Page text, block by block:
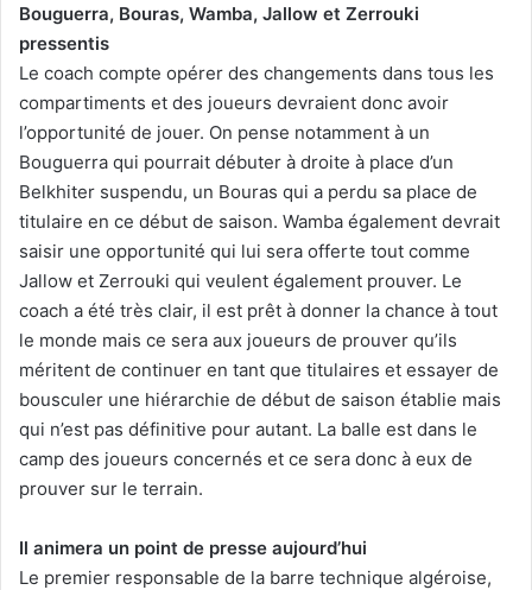
Bouguerra, Bouras, Wamba, Jallow et Zerrouki
pressentis
Le coach compte opérer des changements dans tous les
compartiments et des joueurs devraient donc avoir
l’opportunité de jouer. On pense notamment à un
Bouguerra qui pourrait débuter à droite à place d’un
Belkhiter suspendu, un Bouras qui a perdu sa place de
titulaire en ce début de saison. Wamba également devrait
saisir une opportunité qui lui sera offerte tout comme
Jallow et Zerrouki qui veulent également prouver. Le
coach a été très clair, il est prêt à donner la chance à tout
le monde mais ce sera aux joueurs de prouver qu’ils
méritent de continuer en tant que titulaires et essayer de
bousculer une hiérarchie de début de saison établie mais
qui n’est pas définitive pour autant. La balle est dans le
camp des joueurs concernés et ce sera donc à eux de
prouver sur le terrain.
Il animera un point de presse aujourd’hui
Le premier responsable de la barre technique algéroise,